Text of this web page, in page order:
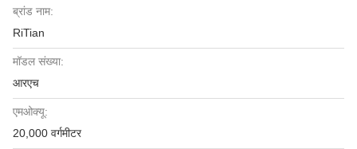
ब्रांड नाम:
RiTian
मॉडल संख्या:
आरएच
एमओक्यू:
20,000 वर्गमीटर